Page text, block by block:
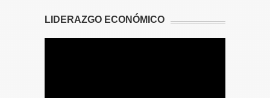
LIDERAZGO ECONÓMICO